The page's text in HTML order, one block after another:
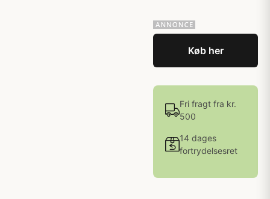
Køb her
Fri fragt fra kr.
500
14 dages
fortrydelsesret